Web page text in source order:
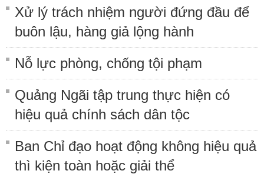
Xử lý trách nhiệm người đứng đầu để
buôn lậu, hàng giả lộng hành
Nỗ lực phòng, chống tội phạm
Quảng Ngãi tập trung thực hiện có
hiệu quả chính sách dân tộc
Ban Chỉ đạo hoạt động không hiệu quả
thì kiện toàn hoặc giải thể